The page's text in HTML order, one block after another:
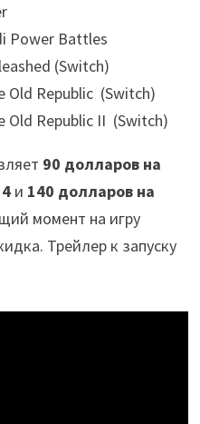
Power Battles
(Switch)
Old Republic (Switch)
Old Republic II (Switch)
90 долларов на
и 140 долларов на
момент на игру
Трейлер к запуску